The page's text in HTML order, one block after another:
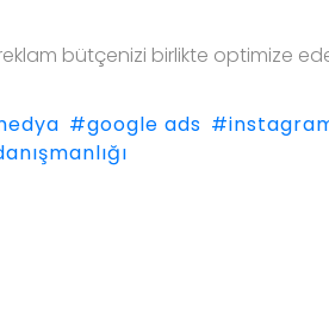
bütçenizi birlikte optimize
#google ads